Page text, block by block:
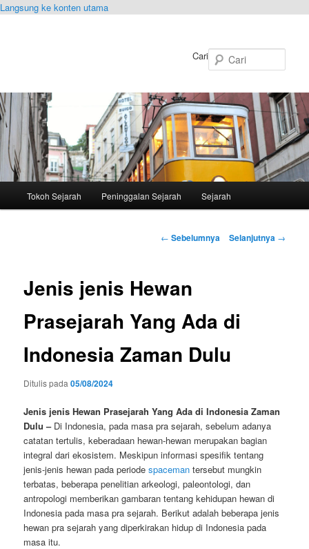
Langsung ke konten utama
Cari
Tokoh Sejarah Peninggalan Sejarah Sejarah
Navigasi
← Sebelumnya Selanjutnya →
Jenis jenis Hewan
Prasejarah Yang Ada di
Indonesia Zaman Dulu
Ditulis pada05/08/2024
Jenis jenis Hewan Prasejarah Yang Ada di Indonesia Zaman
Dulu – Di Indonesia, pada masa pra sejarah, sebelum adanya
catatan tertulis, keberadaan hewan-hewan merupakan bagian
integral dari ekosistem. Meskipun informasi spesifik tentang
jenis-jenis hewan pada periodespaceman tersebut mungkin
terbatas, beberapa penelitian arkeologi, paleontologi, dan
antropologi memberikan gambaran tentang kehidupan hewan di
Indonesia pada masa pra sejarah. Berikut adalah beberapa jenis
hewan pra sejarah yang diperkirakan hidup di Indonesia pada
masa itu.